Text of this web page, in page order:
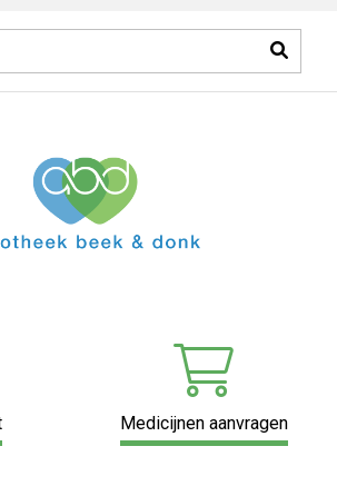
facebook
Medicijnen aanvragen